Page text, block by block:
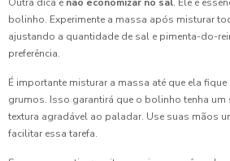
Outra dica é não economizar no sal. Ele é
bolinho. Experimente a massa após misturar
ajustando a quantidade de sal e pimenta-do-
preferência.
É importante misturar a massa até que ela
grumos. Isso garantirá que o bolinho tenha um
textura agradável ao paladar. Use suas mãos
facilitar essa tarefa.